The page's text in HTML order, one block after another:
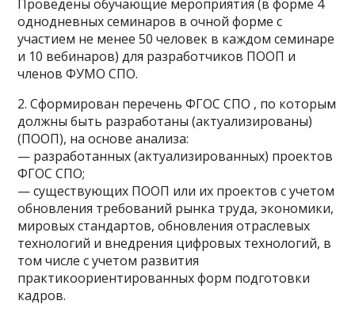
Проведены обучающие мероприятия (в форме 4
однодневных семинаров в очной форме с
участием не менее 50 человек в каждом семинаре
и 10 вебинаров) для разработчиков ПООП и
членов ФУМО СПО.
2. Сформирован перечень ФГОС СПО , по которым
должны быть разработаны (актуализированы)
(ПООП), на основе анализа:
— разработанных (актуализированных) проектов
ФГОС СПО;
— существующих ПООП или их проектов с учетом
обновления требований рынка труда, экономики,
мировых стандартов, обновления отраслевых
технологий и внедрения цифровых технологий, в
том числе с учетом развития
практикоориентированных форм подготовки
кадров.